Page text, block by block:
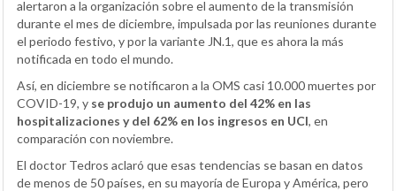
alertaron a la organización sobre el aumento de la transmisión
durante el mes de diciembre, impulsada por las reuniones durante
el periodo festivo, y por la variante JN.1, que es ahora la más
notificada en todo el mundo.
Así, en diciembre se notificaron a la OMS casi 10.000 muertes por
COVID-19, y se produjo un aumento del 42% en las
hospitalizaciones y del 62% en los ingresos en UCI, en
comparación con noviembre.
El doctor Tedros aclaró que esas tendencias se basan en datos
de menos de 50 países, en su mayoría de Europa y América, pero